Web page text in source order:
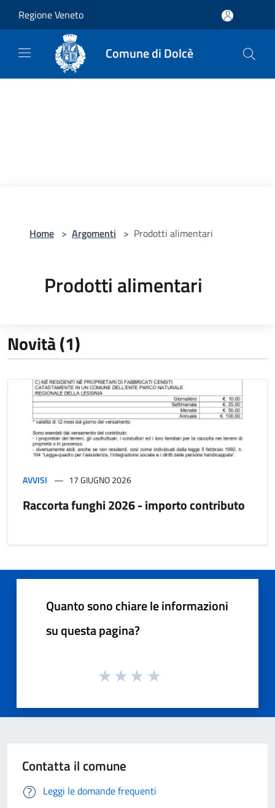
Regione Veneto
Comune di Dolcè
Home > Argomenti > Prodotti alimentari
Prodotti alimentari
Novità (1)
AVVISI 17 GIUGNO 2026
Raccorta funghi 2026 - importo contributo
Quanto sono chiare le informazioni
su questa pagina?
Contatta il comune
Leggi le domande frequenti